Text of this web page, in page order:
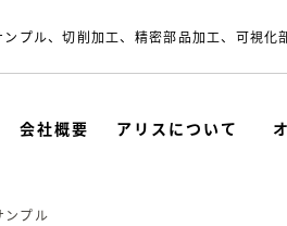
プル、切削加工、精密部品加工、可視
会社概要 アリスについて
ンプル